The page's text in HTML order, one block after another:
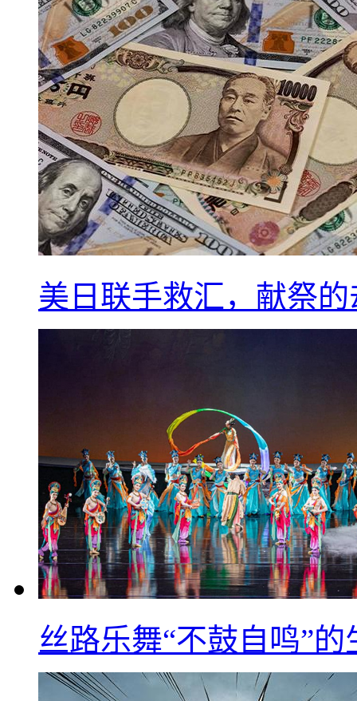
美日联手救汇，献祭
丝路乐舞“不鼓自鸣”